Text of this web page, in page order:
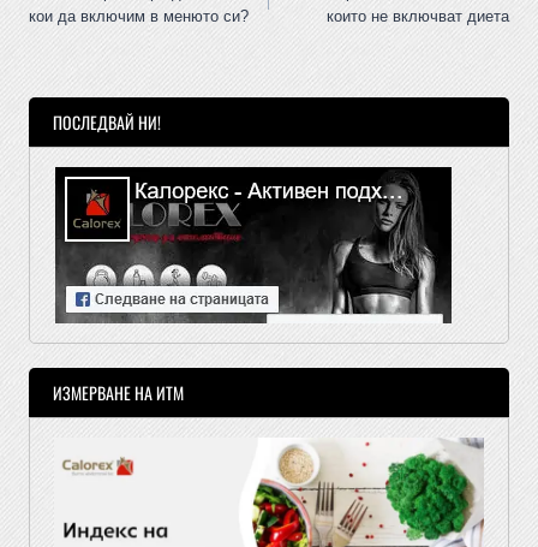
кои да включим в менюто си?
които не включват диета
ПОСЛЕДВАЙ НИ!
ИЗМЕРВАНЕ НА ИТМ